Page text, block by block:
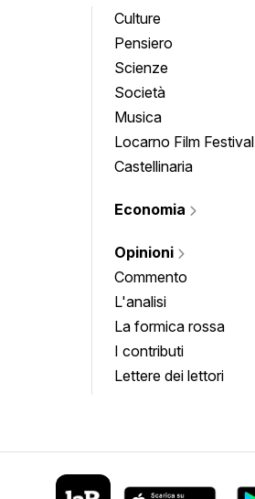
Culture
Pensiero
Scienze
Società
Musica
Locarno Film Festival
Castellinaria
Economia
Opinioni
Commento
L'analisi
La formica rossa
I contributi
Lettere dei lettori